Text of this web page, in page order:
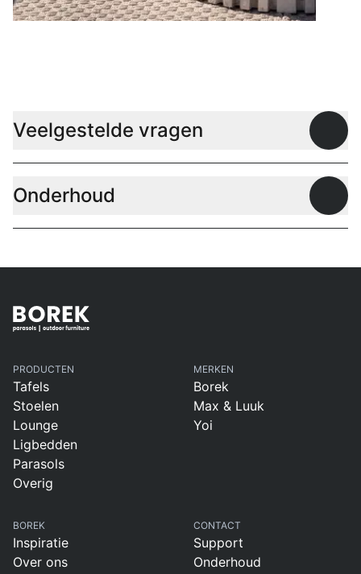
Veelgestelde vragen
Onderhoud
PRODUCTEN
Tafels
Stoelen
Lounge
Ligbedden
Parasols
Overig
MERKEN
Borek
Max & Luuk
Yoi
BOREK
Inspiratie
Over ons
CONTACT
Support
Onderhoud